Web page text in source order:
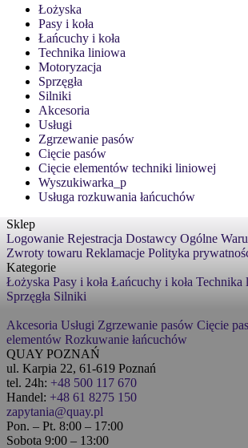
Łożyska
Pasy i koła
Łańcuchy i koła
Technika liniowa
Motoryzacja
Sprzęgła
Silniki
Akcesoria
Usługi
Zgrzewanie pasów
Cięcie pasów
Cięcie elementów techniki liniowej
Wyszukiwarka_p
Usługa rozkuwania łańcuchów
Sklep
Logowanie Rejestracja Dostawcy Ogólne
Zwroty towaru Reklamacje Polityka
Kategorie
Łożyska Pasy i koła Łańcuchy i koła Technika
Sprzęgła Silniki
Akcesoria Usługi Zgrzewanie pasów Cięcie
elementów Rozkuwanie łańcuchów
QUAY POZNAŃ
ul. Karpia 22, 61-619 Poznań
tel. 24h: +48 500 117 670
Handel: +48 61 8275 150
zapytania@quay.pl
Pon. – Pt. 8:00 – 17:00
Sobota 9:00 – 13:00